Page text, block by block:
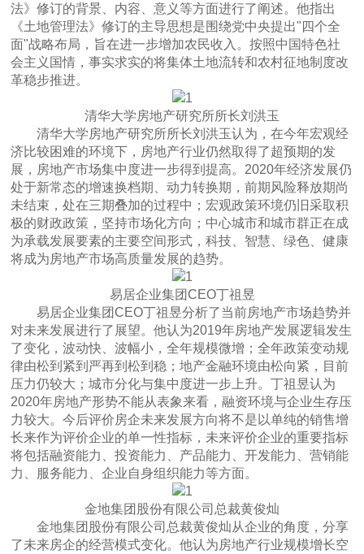
法》修订的背景、内容、意义等方面进行了阐述。他指出
《土地管理法》修订的主导思想是围绕党中央提出"四个全
面"战略布局，旨在进一步增加农民收入。按照中国特色社
会主义国情，事实求实的将集体土地流转和农村征地制度改
革稳步推进。
清华大学房地产研究所所长刘洪玉
清华大学房地产研究所所长刘洪玉认为，在今年宏观经
济比较困难的环境下，房地产行业仍然取得了超预期的发
展，房地产市场集中度进一步得到提高。2020年经济发展仍
处于新常态的增速换档期、动力转换期，前期风险释放期尚
未结束，处在三期叠加的过程中；宏观政策环境仍旧采取积
极的财政政策，坚持市场化方向；中心城市和城市群正在成
为承载发展要素的主要空间形式，科技、智慧、绿色、健康
将成为房地产市场高质量发展的趋势。
易居企业集团CEO丁祖昱
易居企业集团CEO丁祖昱分析了当前房地产市场趋势并
对未来发展进行了展望。他认为2019年房地产发展逻辑发生
了变化，波动快、波幅小，全年规模微增；全年政策变动规
律由松到紧到严再到松到稳；地产金融环境由松向紧，目前
压力仍较大；城市分化与集中度进一步上升。丁祖昱认为
2020年房地产形势不能从表象来看，融资环境与企业生存压
力较大。今后评价房企未来发展方向将不是以单纯的销售增
长来作为评价企业的单一性指标，未来评价企业的重要指标
将包括融资能力、投资能力、产品能力、开发能力、营销能
力、服务能力、企业自身组织能力等方面。
金地集团股份有限公司总裁黄俊灿
金地集团股份有限公司总裁黄俊灿从企业的角度，分享
了未来房企的经营模式变化。他认为房地产行业规模增长空